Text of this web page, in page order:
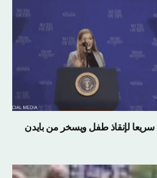
لإنقاذ طفل ويسخر من بايدن